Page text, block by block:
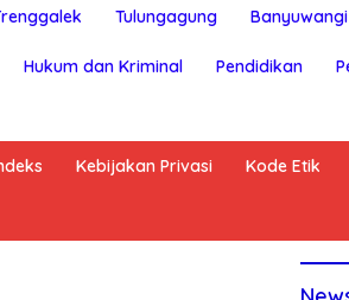
Tulungagung Banyuwangi
Hukum dan Kriminal Pendidikan
Kebijakan Privasi Kode Etik